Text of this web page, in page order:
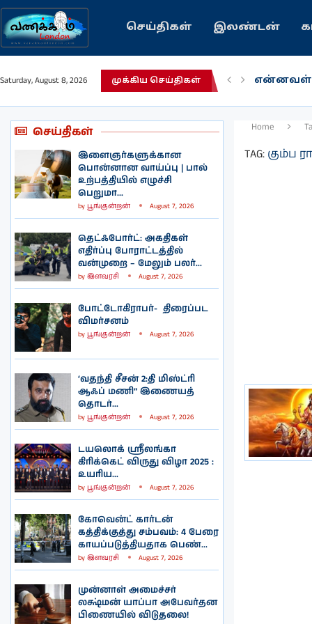
செய்திகள் இலண்டன்
Saturday, August 8, 2026 முக்கிய செய்திகள்
என்னவள்!
செய்திகள்
இளைஞர்களுக்கான
பொன்னான வாய்ப்பு | பால்
உற்பத்தியில் எழுச்சி
பெறுமா...
by பூங்குன்றன் August 7, 2026
தெட்ஃபோர்ட்: அகதிகள்
எதிர்ப்பு போராட்டத்தில்
வன்முறை – மேலும் பலர்...
by இளவரசி August 7, 2026
போட்டோகிராபர்- ‌ திரைப்பட
விமர்சனம்
by பூங்குன்றன் August 7, 2026
‘வதந்தி சீசன் 2:தி மிஸ்ட்ரி
ஆஃப் மணி” இணையத்
தொடர்...
by பூங்குன்றன் August 7, 2026
டயலொக் ஸ்ரீலங்கா
கிரிக்கெட் விருது விழா 2025 :
உயரிய...
by பூங்குன்றன் August 7, 2026
கோவென்ட் கார்டன்
கத்திக்குத்து சம்பவம்: 4 பேரை
காயப்படுத்தியதாக பெண்...
by இளவரசி August 7, 2026
முன்னாள் அமைச்சர்
லக்ஷ்மன் யாப்பா அபேவர்தன
பிணையில் விடுதலை!
Home
TAG: கும்ப